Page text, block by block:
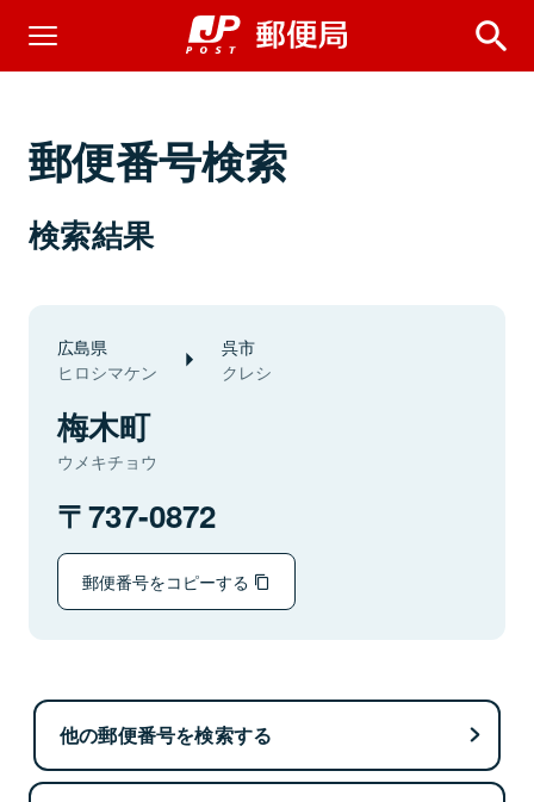
郵便番号検索
検索結果
広島県
ヒロシマケン
呉市
クレシ
梅木町
ウメキチョウ
737-0872
郵便番号をコピーする
他の郵便番号を検索する